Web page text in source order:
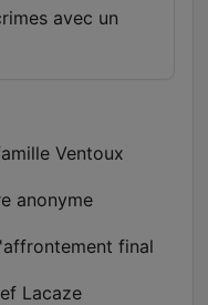
avec un
Ventoux
anonyme
final
Lacaze